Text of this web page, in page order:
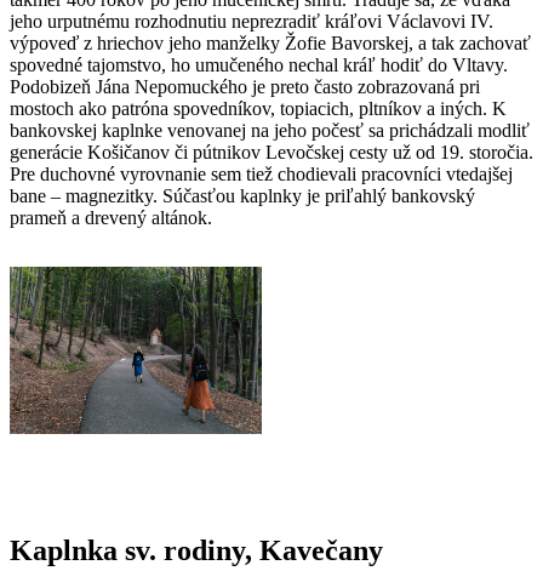
jeho urputnému rozhodnutiu neprezradiť kráľovi Václavovi IV.
výpoveď z hriechov jeho manželky Žofie Bavorskej, a tak zachovať
spovedné tajomstvo, ho umučeného nechal kráľ hodiť do Vltavy.
Podobizeň Jána Nepomuckého je preto často zobrazovaná pri
mostoch ako patróna spovedníkov, topiacich, pltníkov a iných. K
bankovskej kaplnke venovanej na jeho počesť sa prichádzali modliť
generácie Košičanov či pútnikov Levočskej cesty už od 19. storočia.
Pre duchovné vyrovnanie sem tiež chodievali pracovníci vtedajšej
bane – magnezitky. Súčasťou kaplnky je priľahlý bankovský
prameň a drevený altánok.
Kaplnka sv. rodiny, Kavečany